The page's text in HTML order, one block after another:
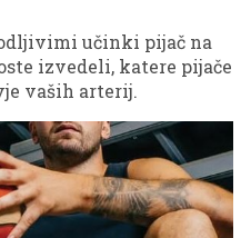
učinki pijač na
izvedeli, katere pijače
vaših arterij.